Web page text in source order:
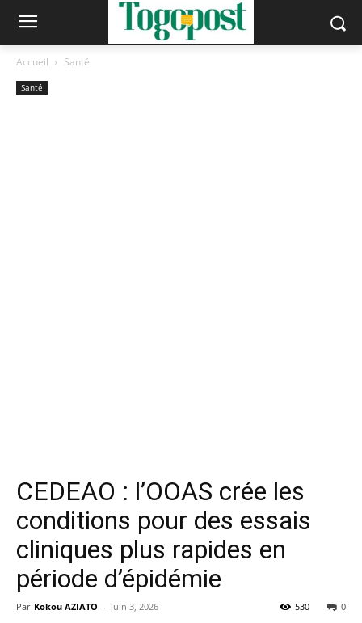
Accueil Santé
Santé
CEDEAO : l’OOAS crée les
conditions pour des essais
cliniques plus rapides en
période d’épidémie
Par Kokou AZIATO - juin 3, 2026 0
530